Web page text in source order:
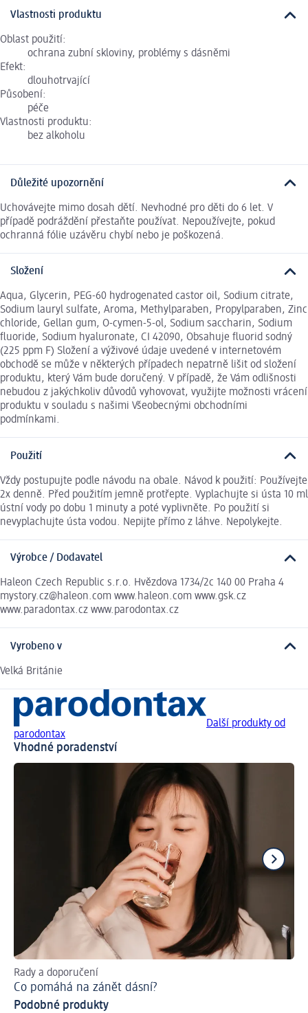
Vlastnosti produktu
Oblast použití:
ochrana zubní skloviny, problémy s dásněmi
Efekt:
dlouhotrvající
Působení:
péče
Vlastnosti produktu:
bez alkoholu
Důležité upozornění
Uchovávejte mimo dosah dětí. Nevhodné pro děti do 6 let. V
případě podráždění přestaňte používat. Nepoužívejte, pokud
ochranná fólie uzávěru chybí nebo je poškozená.
Složení
Aqua, Glycerin, PEG-60 hydrogenated castor oil, Sodium citrate,
Sodium lauryl sulfate, Aroma, Methylparaben, Propylparaben, Zinc
chloride, Gellan gum, O-cymen-5-ol, Sodium saccharin, Sodium
fluoride, Sodium hyaluronate, CI 42090, Obsahuje fluorid sodný
(225 ppm F) Složení a výživové údaje uvedené v internetovém
obchodě se může v některých případech nepatrně lišit od složení
produktu, který Vám bude doručený. V případě, že Vám odlišnosti
nebudou z jakýchkoliv důvodů vyhovovat, využijte možnosti vrácení
produktu v souladu s našimi Všeobecnými obchodními
podmínkami.
Použití
Vždy postupujte podle návodu na obale. Návod k použití: Používejte
2x denně. Před použitím jemně protřepte. Vyplachujte si ústa 10 ml
ústní vody po dobu 1 minuty a poté vyplivněte. Po použití si
nevyplachujte ústa vodou. Nepijte přímo z láhve. Nepolykejte.
Výrobce / Dodavatel
Haleon Czech Republic s.r.o. Hvězdova 1734/2c 140 00 Praha 4
mystory.cz@haleon.com www.haleon.com www.gsk.cz
www.paradontax.cz www.parodontax.cz
Vyrobeno v
Velká Británie
Další produkty od
parodontax
Vhodné poradenství
Rady a doporučení
Co pomáhá na zánět dásní?
Podobné produkty